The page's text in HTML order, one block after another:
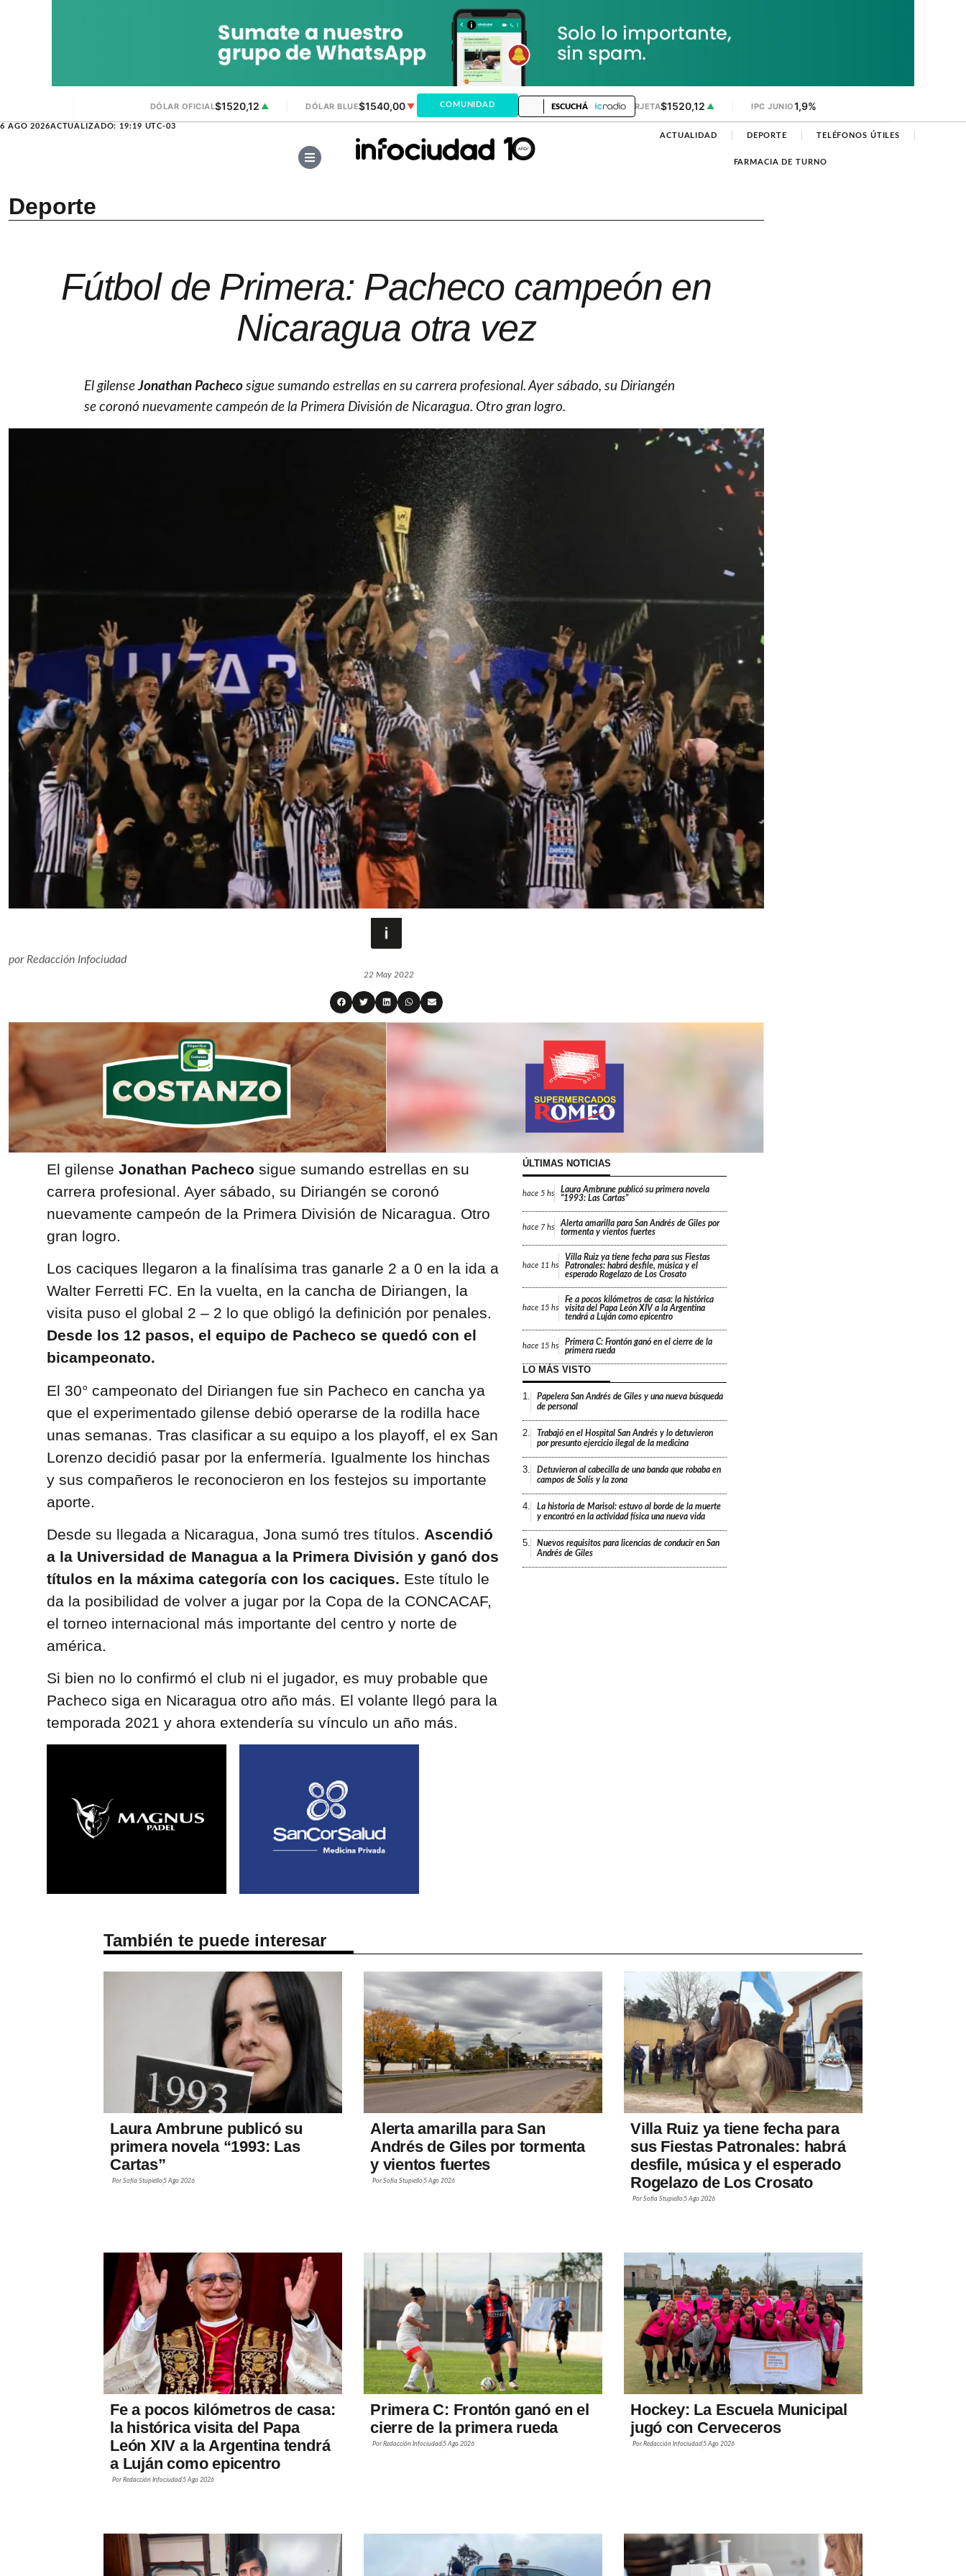
DÓLAR OFICIAL$1520,12 ▲ DÓLAR BLUE$1540,00▼ DÓLAR MEP ▲ DÓLAR TARJETA$1520,12 ▲ IPC JUNIO1,9%
6 AGO 2026ACTUALIZADO: 19:19 UTC-03
COMUNIDAD ESCUCHÁ
ACTUALIDAD DEPORTE TELÉFONOS ÚTILES
FARMACIA DE TURNO
Deporte
Fútbol de Primera: Pacheco campeón en
Nicaragua otra vez
El gilenseJonathan Pacheco sigue sumando estrellas en su carrera profesional. Ayer sábado, su Diriangén
se coronó nuevamente campeón de la Primera División de Nicaragua. Otro gran logro.
porRedacción Infociudad
22 May 2022
El gilense Jonathan Pacheco sigue sumando estrellas en su
carrera profesional. Ayer sábado, su Diriangén se coronó
nuevamente campeón de la Primera División de Nicaragua. Otro
gran logro.
Los caciques llegaron a la finalísima tras ganarle 2 a 0 en la ida a
Walter Ferretti FC. En la vuelta, en la cancha de Diriangen, la
visita puso el global 2 – 2 lo que obligó la definición por penales.
Desde los 12 pasos, el equipo de Pacheco se quedó con el
bicampeonato.
El 30° campeonato del Diriangen fue sin Pacheco en cancha ya
que el experimentado gilense debió operarse de la rodilla hace
unas semanas. Tras clasificar a su equipo a los playoff, el ex San
Lorenzo decidió pasar por la enfermería. Igualmente los hinchas
y sus compañeros le reconocieron en los festejos su importante
aporte.
Desde su llegada a Nicaragua, Jona sumó tres títulos. Ascendió
a la Universidad de Managua a la Primera División y ganó dos
títulos en la máxima categoría con los caciques. Este título le
da la posibilidad de volver a jugar por la Copa de la CONCACAF,
el torneo internacional más importante del centro y norte de
américa.
Si bien no lo confirmó el club ni el jugador, es muy probable que
Pacheco siga en Nicaragua otro año más. El volante llegó para la
temporada 2021 y ahora extendería su vínculo un año más.
ÚLTIMAS NOTICIAS
hace 5 hs
Laura Ambrune publicó su primera novela
“1993: Las Cartas”
hace 7 hs
Alerta amarilla para San Andrés de Giles por
tormenta y vientos fuertes
hace 11 hs
Villa Ruiz ya tiene fecha para sus Fiestas
Patronales: habrá desfile, música y el
esperado Rogelazo de Los Crosato
hace 15 hs
Fe a pocos kilómetros de casa: la histórica
visita del Papa León XIV a la Argentina
tendrá a Luján como epicentro
hace 15 hs
Primera C: Frontón ganó en el cierre de la
primera rueda
LO MÁS VISTO
1.
Papelera San Andrés de Giles y una nueva búsqueda
de personal
2.
Trabajó en el Hospital San Andrés y lo detuvieron
por presunto ejercicio ilegal de la medicina
3.
Detuvieron al cabecilla de una banda que robaba en
campos de Solís y la zona
4.
La historia de Marisol: estuvo al borde de la muerte
y encontró en la actividad física una nueva vida
5.
Nuevos requisitos para licencias de conducir en San
Andrés de Giles
También te puede interesar
Laura Ambrune publicó su
primera novela “1993: Las
Cartas”
Por Sofía Stupiello5 Ago 2026
Alerta amarilla para San
Andrés de Giles por tormenta
y vientos fuertes
Por Sofía Stupiello5 Ago 2026
Villa Ruiz ya tiene fecha para
sus Fiestas Patronales: habrá
desfile, música y el esperado
Rogelazo de Los Crosato
Por Sofía Stupiello5 Ago 2026
Fe a pocos kilómetros de casa:
la histórica visita del Papa
León XIV a la Argentina tendrá
a Luján como epicentro
Por Redacción Infociudad5 Ago 2026
Primera C: Frontón ganó en el
cierre de la primera rueda
Por Redacción Infociudad5 Ago 2026
Hockey: La Escuela Municipal
jugó con Cerveceros
Por Redacción Infociudad5 Ago 2026